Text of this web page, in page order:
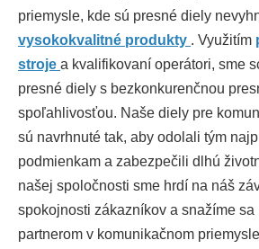
priemysle, kde sú presné diely
vysokokvalitné produkty . Využitím
stroje a kvalifikovaní operátori, sme
presné diely s bezkonkurenčnou
spoľahlivosťou. Naše diely pre
sú navrhnuté tak, aby odolali tým
podmienkam a zabezpečili dlhú
našej spoločnosti sme hrdí na náš
spokojnosti zákazníkov a snažíme
partnerom v komunikačnom